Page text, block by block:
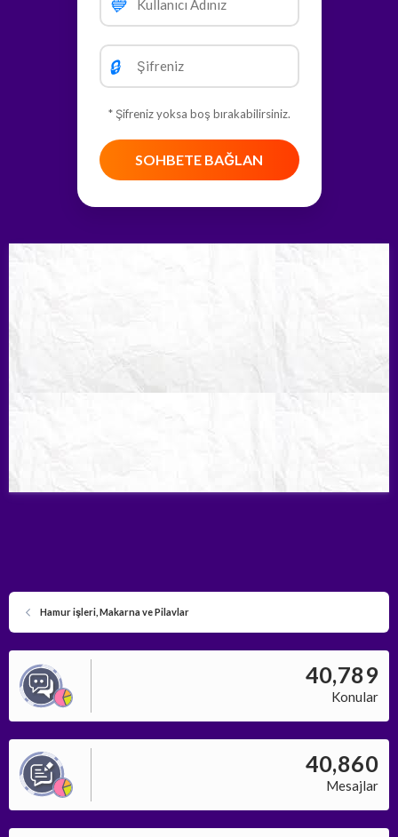
💙
🔒
* Şifreniz yoksa boş bırakabilirsiniz.
SOHBETE BAĞLAN
Hamur işleri, Makarna ve Pilavlar
40,789
Konular
40,860
Mesajlar